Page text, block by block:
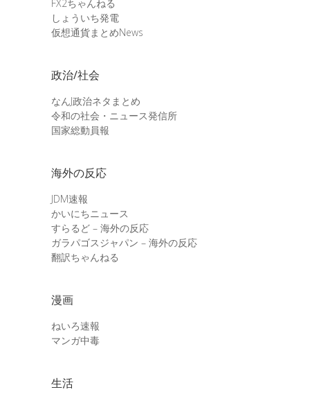
FX2ちゃんねる
しょういち発電
仮想通貨まとめNews
政治/社会
なんJ政治ネタまとめ
令和の社会・ニュース発信所
国家総動員報
海外の反応
JDM速報
かいにちニュース
すらるど – 海外の反応
ガラパゴスジャパン – 海外の反応
翻訳ちゃんねる
漫画
ねいろ速報
マンガ中毒
生活